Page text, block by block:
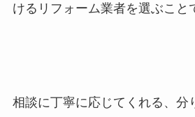
けるリフォーム業者を選ぶこと
相談に丁寧に応じてくれる、分